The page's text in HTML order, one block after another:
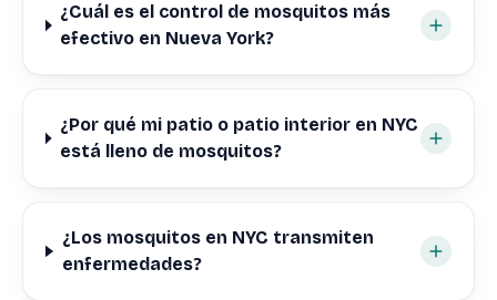
¿Cuál es el control de mosquitos más
efectivo en Nueva York?
¿Por qué mi patio o patio interior en NYC
está lleno de mosquitos?
¿Los mosquitos en NYC transmiten
enfermedades?